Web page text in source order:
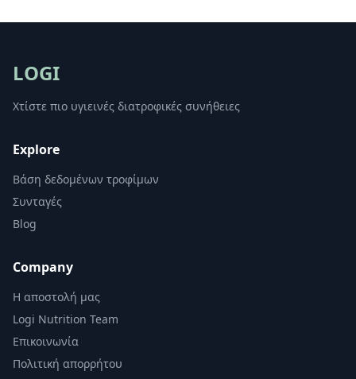
LOGI
Χτίστε πιο υγιεινές διατροφικές συνήθειες
Explore
Βάση δεδομένων τροφίμων
Συνταγές
Blog
Company
Η αποστολή μας
Logi Nutrition Team
Επικοινωνία
Πολιτική απορρήτου